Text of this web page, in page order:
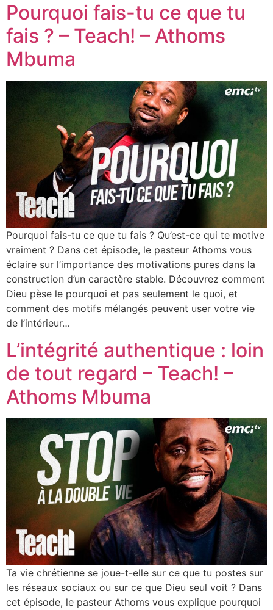
Pourquoi fais-tu ce que tu
fais ? – Teach! – Athoms
Mbuma
Pourquoi fais-tu ce que tu fais ? Qu’est-ce qui te motive
vraiment ? Dans cet épisode, le pasteur Athoms vous
éclaire sur l’importance des motivations pures dans la
construction d’un caractère stable. Découvrez comment
Dieu pèse le pourquoi et pas seulement le quoi, et
comment des motifs mélangés peuvent user votre vie
de l’intérieur…
L’intégrité authentique : loin
de tout regard – Teach! –
Athoms Mbuma
Ta vie chrétienne se joue-t-elle sur ce que tu postes sur
les réseaux sociaux ou sur ce que Dieu seul voit ? Dans
cet épisode, le pasteur Athoms vous explique pourquoi